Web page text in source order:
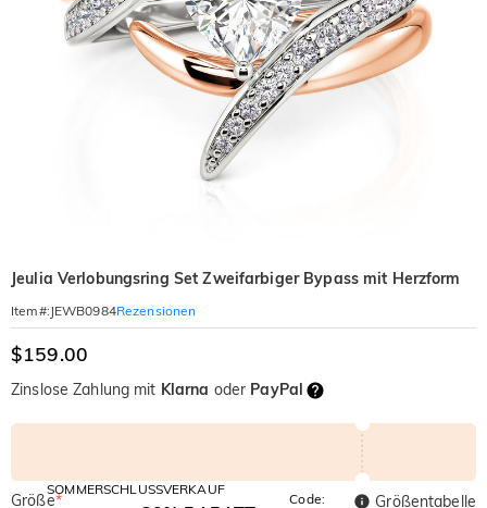
Jeulia Verlobungsring Set Zweifarbiger Bypass mit Herzform
Item#: JEWB0984Rezensionen
$159.00
Zinslose Zahlung mit Klarna oder PayPal
SOMMERSCHLUSSVERKAUF
Code:
Größe*
Größentabelle